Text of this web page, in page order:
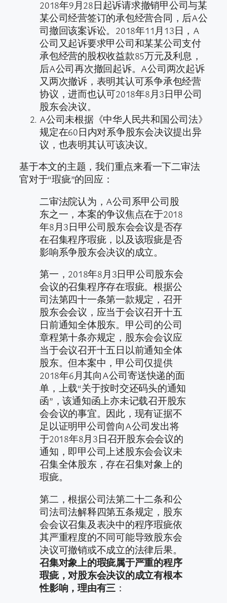
2018年9月28日起诉请求撤销甲公司与某
某公司经营签订的承包经营合同，后A公
司撤回该案诉讼。2018年11月13日，A
公司又起诉要求甲公司和某某公司支付
承包经营的股权收益款85万元及利息，
后A公司再次撤回起诉。A公司两次起诉
又两次撤诉，表明其认可系争承包经营
协议，进而也认可2018年8月3日甲公司
股东会决议。
A公司未根据《中华人民共和国公司法》
规定在60日内对系争股东会决议提出异
议，也表明其认可该决议。
基于本文的主题，我们重点来看一下二审法
官对于“瑕疵”的回应：
二审法院认为，A公司系甲公司股
东之一，本案的争议焦点在于2018
年8月3日甲公司股东会会议是否存
在召集程序瑕疵，以及该瑕疵是否
影响系争股东会决议的成立。
第一，2018年8月3日甲公司股东会
会议的召集程序存在瑕疵。根据公
司法第四十一条第一款规定，召开
股东会会议，应当于会议召开十五
日前通知全体股东。甲公司的公司
章程第十条亦规定，股东会会议应
当于会议召开十五日以前通知全体
股东。但本案中，甲公司仅提供
2018年6月其向A公司寄送快递的面
单，上载“关于按时交还码头的通知
函”，该通知函上亦未记载召开股东
会会议的事宜。因此，现有证据不
足以证明甲公司曾向A公司发出将
于2018年8月3日召开股东会会议的
通知，即甲公司上述股东会会议未
召集全体股东，存在召集对象上的
瑕疵。
第二，根据公司法第二十二条和公
司法司法解释四第五条规定，股东
会会议召集及表决中的程序瑕疵依
其严重程度的不同可能导致股东会
决议可撤销或不成立的法律后果。
召集对象上的瑕疵属于严重的程序
瑕疵，对股东会决议的成立有根本
性影响，理由有三 ：